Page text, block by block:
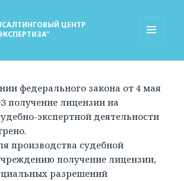
ЦЕНТР
федерального закона от 4 мая
получение лицензии на
экспертной деятельности
производства судебной
получение лицензии,
разрешений